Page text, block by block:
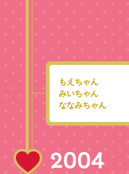
もえちゃん
みいちゃん
ななみちゃん
2004